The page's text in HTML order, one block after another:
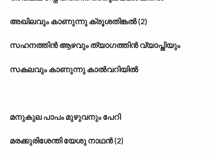
അഖിലവും കാണുന്നു ക്രൂശതിങ്കൽ (2)
സഹനത്തിൻ ആഴവും ത്യാഗത്തിൻ വ്യാപ്തിയും
സകലവും കാണുന്നു കാൽവറിയിൽ
മനുകുല പാപം മുഴുവനും പേറി
മരക്കുരിശേന്തി യേശു നാഥൻ (2)